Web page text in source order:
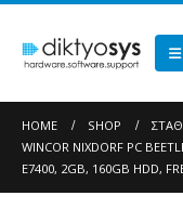
HOME SHOP
WINCOR NIXDORF PC
E7400, 2GB, 160GB HDD,